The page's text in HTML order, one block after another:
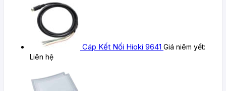
Cáp Kết Nối Hioki 9641 Giá niêm yết:
Liên hệ